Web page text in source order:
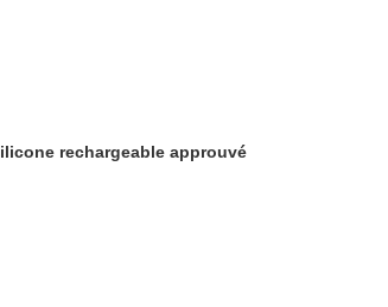
rechargeable approuvé